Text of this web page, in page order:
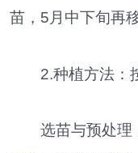
苗，5月中下旬再
2.种植方法：按
选苗与预处理